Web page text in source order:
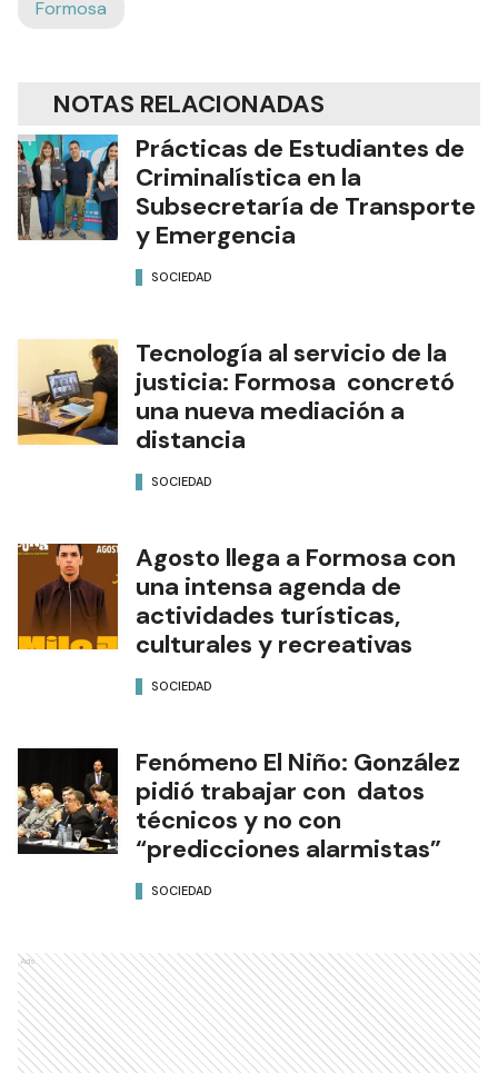
Formosa
NOTAS RELACIONADAS
Prácticas de Estudiantes de
Criminalística en la
Subsecretaría de Transporte
y Emergencia
SOCIEDAD
Tecnología al servicio de la
justicia: Formosa concretó
una nueva mediación a
distancia
SOCIEDAD
Agosto llega a Formosa con
una intensa agenda de
actividades turísticas,
culturales y recreativas
SOCIEDAD
Fenómeno El Niño: González
pidió trabajar con datos
técnicos y no con
“predicciones alarmistas”
SOCIEDAD
Ads